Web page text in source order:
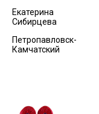
Екатерина
Сибирцева
Петропавловск-
Камчатский